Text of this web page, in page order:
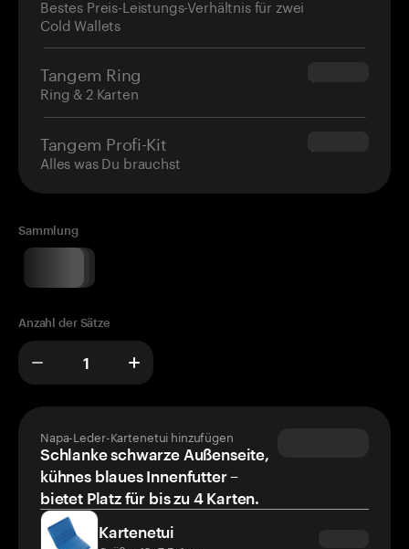
Bestes Preis-Leistungs-Verhältnis für zwei
Cold Wallets
Tangem Ring
Ring & 2 Karten
$160.00
Tangem Profi-Kit
Alles was Du brauchst
$180.00
Sammlung
Anzahl der Sätze
Napa-Leder-Kartenetui hinzufügen
Schlanke schwarze Außenseite,
kühnes blaues Innenfutter –
bietet Platz für bis zu 4 Karten.
Kartenetui